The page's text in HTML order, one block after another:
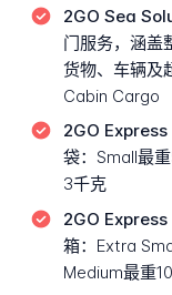
2GO Sea
门服务，涵盖
货物、车辆及
Cabin Cargo
2GO Express
袋：Small最
3千克
2GO Express
箱：Extra
Medium最重